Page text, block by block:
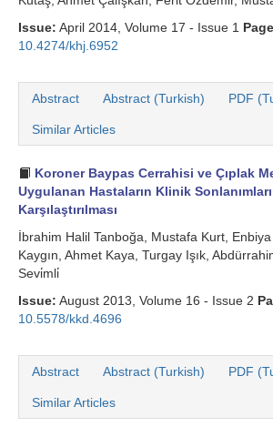
Issue: April 2014, Volume 17 - Issue 1
10.4274/khj.6952
Abstract Abstract (Turkish) PDF
Similar Articles
Koroner Baypas Cerrahisi ve Çıplak
Uygulanan Hastaların Klinik
Karşılaştırılması
İbrahim Halil Tanboğa, Mustafa Kurt,
Kaygın, Ahmet Kaya, Turgay Işık,
Sevi̇mli̇
Issue: August 2013, Volume 16 - Issue 2
10.5578/kkd.4696
Abstract Abstract (Turkish) PDF
Similar Articles